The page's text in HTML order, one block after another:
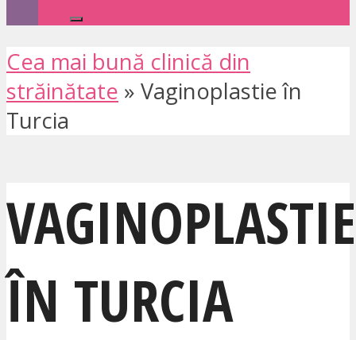
Cea mai bună clinică din
străinătate » Vaginoplastie în
Turcia
VAGINOPLASTIE
ÎN TURCIA